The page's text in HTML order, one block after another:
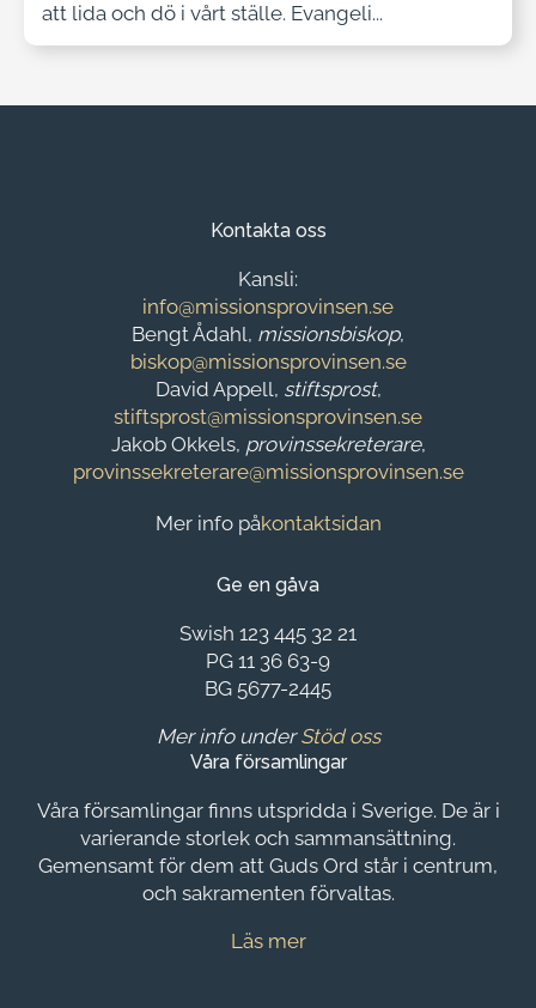
att lida och dö i vårt ställe. Evangeli...
Kontakta oss
Kansli:
info@missionsprovinsen.se
Bengt Ådahl, missionsbiskop,
biskop@missionsprovinsen.se
David Appell, stiftsprost,
stiftsprost@missionsprovinsen.se
Jakob Okkels, provinssekreterare,
provinssekreterare@missionsprovinsen.se
Mer info påkontaktsidan
Ge en gåva
Swish 123 445 32 21
PG 11 36 63-9
BG 5677-2445
Mer info underStöd oss
Våra församlingar
Våra församlingar finns utspridda i Sverige. De är i
varierande storlek och sammansättning.
Gemensamt för dem att Guds Ord står i centrum,
och sakramenten förvaltas.
Läs mer